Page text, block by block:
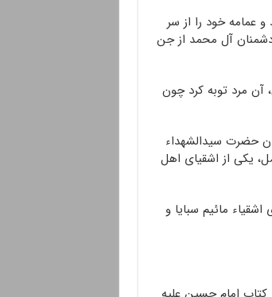
عمامه خود را از سر
دشمنان آل محمد از جن
مرد توبه کرد چون
حضرت سیدالشهداء
یکی از اشقیای اهل
مائیم سبایا و